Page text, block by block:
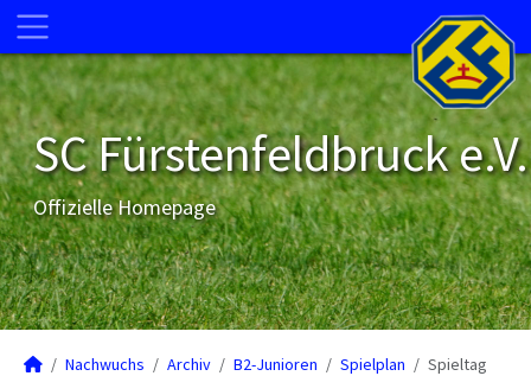
SC Fürstenfeldbruck e.V.
Offizielle Homepage
Nachwuchs Archiv B2-Junioren Spielplan Spieltag